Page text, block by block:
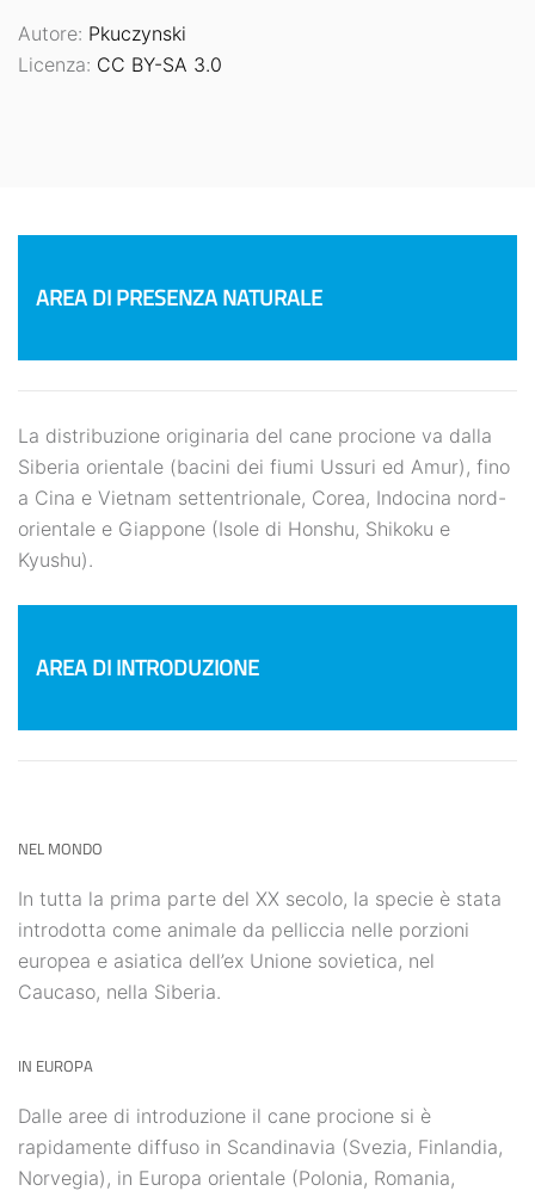
Autore: Pkuczynski
Licenza: CC BY-SA 3.0
AREA DI PRESENZA NATURALE
La distribuzione originaria del cane procione va dalla
Siberia orientale (bacini dei fiumi Ussuri ed Amur), fino
a Cina e Vietnam settentrionale, Corea, Indocina nord-
orientale e Giappone (Isole di Honshu, Shikoku e
Kyushu).
AREA DI INTRODUZIONE
NEL MONDO
In tutta la prima parte del XX secolo, la specie è stata
introdotta come animale da pelliccia nelle porzioni
europea e asiatica dell’ex Unione sovietica, nel
Caucaso, nella Siberia.
IN EUROPA
Dalle aree di introduzione il cane procione si è
rapidamente diffuso in Scandinavia (Svezia, Finlandia,
Norvegia), in Europa orientale (Polonia, Romania,